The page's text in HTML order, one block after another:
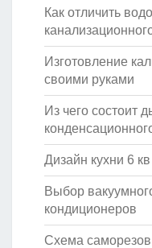
Как отличить
Изготовление
своими руками
Из чего состоит
Дизайн кухни 6
Выбор
кондиционеров
Схема